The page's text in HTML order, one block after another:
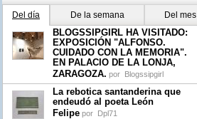
Del día De la semana Del mes
BLOGSSIPGIRL HA VISITADO:
EXPOSICIÓN "ALFONSO.
CUIDADO CON LA MEMORIA".
EN PALACIO DE LA LONJA,
ZARAGOZA. por Blogssipgirl
La rebotica santanderina que
endeudó al poeta León
Felipe por Dpl71